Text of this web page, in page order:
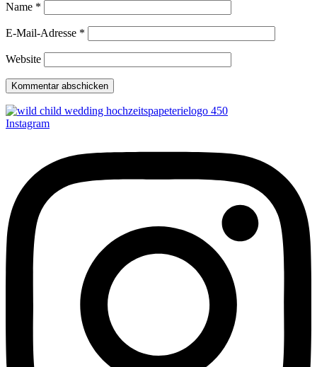
Name *
E-Mail-Adresse *
Website
Instagram